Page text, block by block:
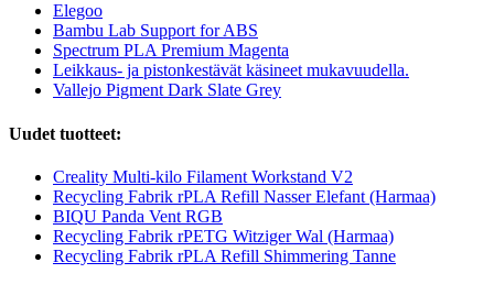
Elegoo
Bambu Lab Support for ABS
Spectrum PLA Premium Magenta
Leikkaus- ja pistonkestävät käsineet mukavuudella.
Vallejo Pigment Dark Slate Grey
Uudet tuotteet:
Creality Multi-kilo Filament Workstand V2
Recycling Fabrik rPLA Refill Nasser Elefant (Harmaa)
BIQU Panda Vent RGB
Recycling Fabrik rPETG Witziger Wal (Harmaa)
Recycling Fabrik rPLA Refill Shimmering Tanne